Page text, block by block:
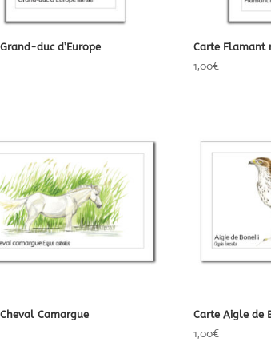
duc d’Europe Carte Flamant
1,00€
Camargue Carte Aigle de
1,00€